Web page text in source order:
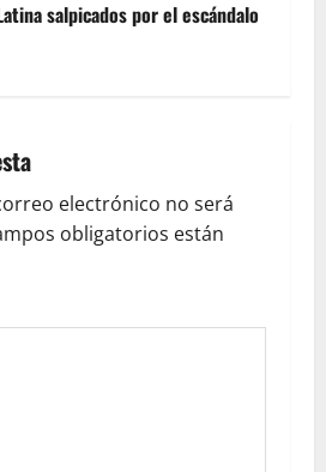
salpicados por el escándalo
electrónico no será
obligatorios están